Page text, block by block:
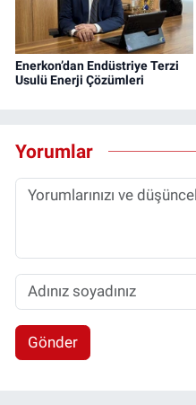
Enerkon’dan Endüstriye Terzi
Usulü Enerji Çözümleri
Yorumlar
Gönder